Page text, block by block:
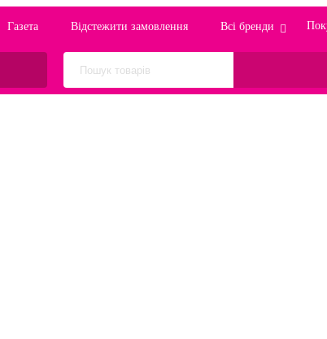
Газета Відстежити замовлення Всі бренди